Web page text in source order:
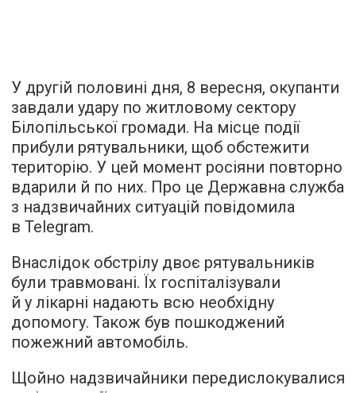
У другій половині дня, 8 вересня, окупанти
завдали удару по житловому сектору
Білопільської громади. На місце події
прибули рятувальники, щоб обстежити
територію. У цей момент росіяни повторно
вдарили й по них. Про це Державна служба
з надзвичайних ситуацій повідомила
в Telegram.
Внаслідок обстрілу двоє рятувальників
були травмовані. Їх госпіталізували
й у лікарні надають всю необхідну
допомогу. Також був пошкоджений
пожежний автомобіль.
Щойно надзвичайники передислокувалися